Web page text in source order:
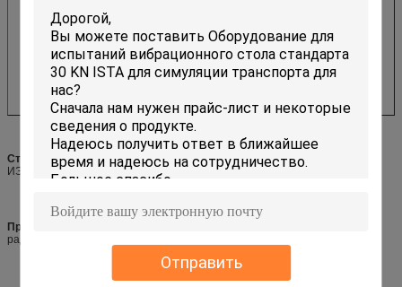
Отправить
Стандартыиспытания удара и вибрации:МИЛ-СТД, ДИН, ИСО, АСТМ,
ИЭК, ИСТА, ГБ, ГДЖБ, ДЖИС, БС етк.
Применимые индустрии:
радиосвязь, военный индустрия, измеряя аппаратура етк.